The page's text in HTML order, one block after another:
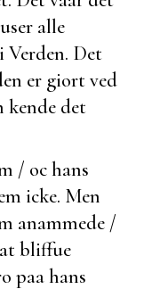
alle
Verden. Det
er giort ved
kende det
/ oc hans
icke. Men
anammede /
bliffue
paa hans